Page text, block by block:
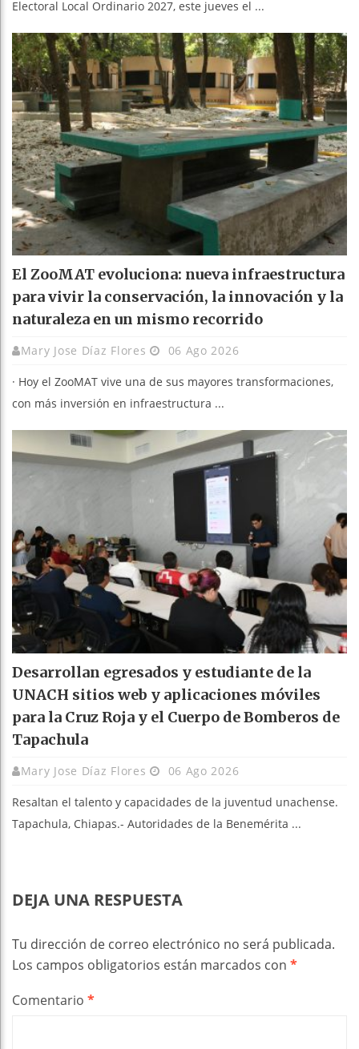
Electoral Local Ordinario 2027, este jueves el ...
El ZooMAT evoluciona: nueva infraestructura
para vivir la conservación, la innovación y la
naturaleza en un mismo recorrido
Mary Jose Díaz Flores 06 Ago 2026
· Hoy el ZooMAT vive una de sus mayores transformaciones,
con más inversión en infraestructura ...
Desarrollan egresados y estudiante de la
UNACH sitios web y aplicaciones móviles
para la Cruz Roja y el Cuerpo de Bomberos de
Tapachula
Mary Jose Díaz Flores 06 Ago 2026
Resaltan el talento y capacidades de la juventud unachense.
Tapachula, Chiapas.- Autoridades de la Benemérita ...
DEJA UNA RESPUESTA
Tu dirección de correo electrónico no será publicada.
Los campos obligatorios están marcados con *
Comentario *